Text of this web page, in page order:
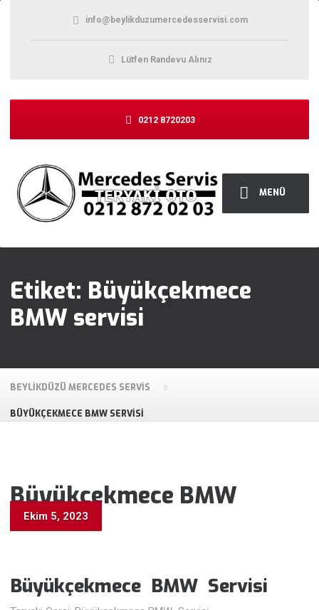
MENÜ
info@beylikduzumercedesservisi.com
Lütfen Randevu Alınız
0212 8720203
Etiket: Büyükçekmece
BMW servisi
BEYLIKDÜZÜ MERCEDES SERVIS
BÜYÜKÇEKMECE BMW SERVISI
Büyükçekmece BMW
Servisi
Ekim 5, 2023
Büyükçekmece BMW Servisi